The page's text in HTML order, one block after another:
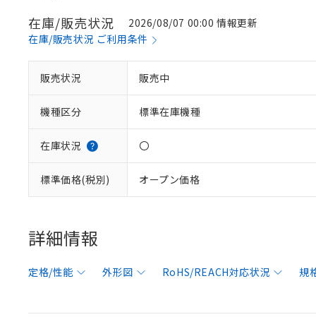
在庫/販売状況
2026/08/07 00:00 情報更新
在庫/販売状況 ご利用条件
販売状況 販売中
機種区分 標準在庫機種
在庫状況 〇
標準価格(税別) オープン価格
詳細情報
定格/性能 外形図 RoHS/REACH対応状況 規